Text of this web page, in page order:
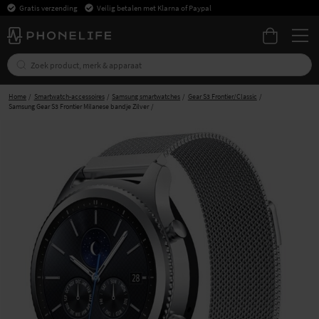
Gratis verzending Veilig betalen met Klarna of Paypal
Home Smartwatch-accessoires Samsung smartwatches
Gear S3 Frontier/Classic
Samsung Gear S3 Frontier Milanese bandje Zilver